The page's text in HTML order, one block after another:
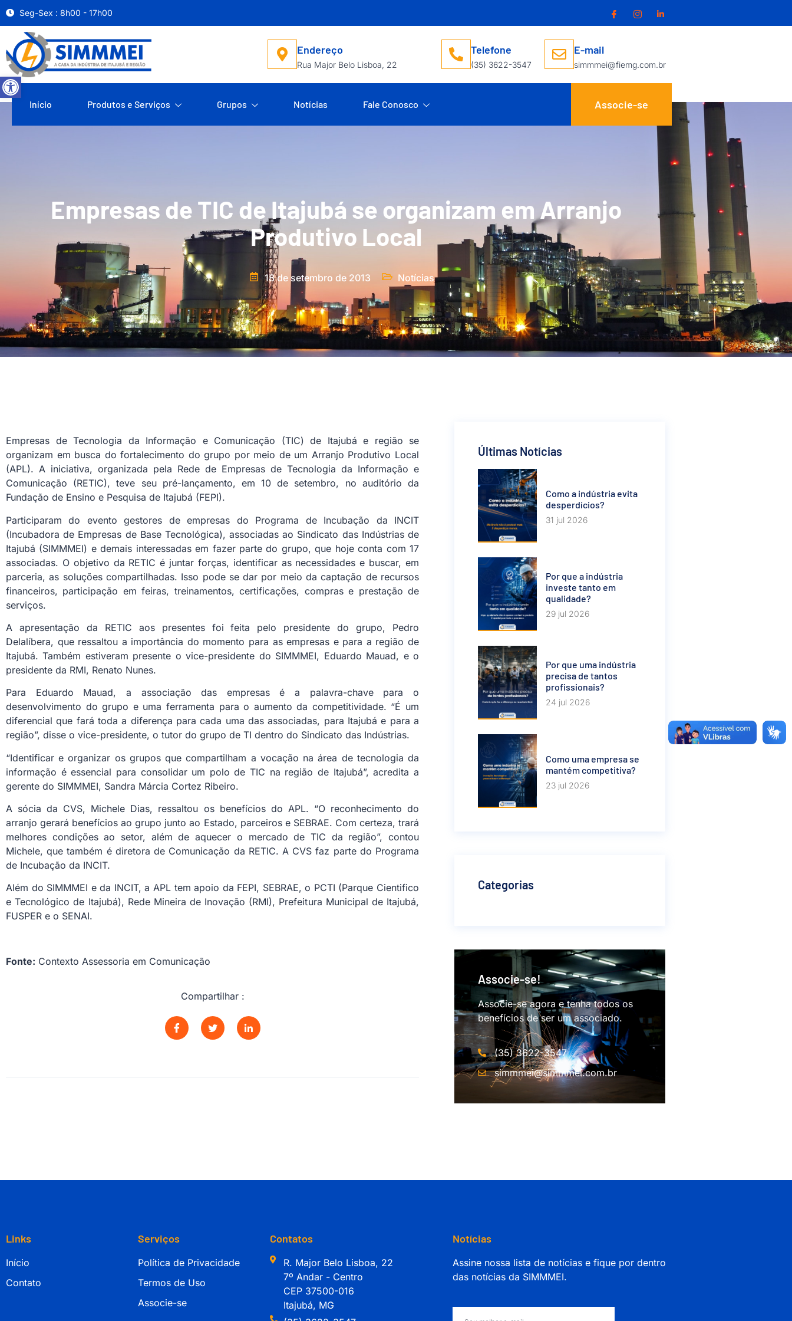
Abrir a barra de ferramentas
Seg-Sex : 8h00 - 17h00
Endereço
Rua Major Belo Lisboa, 22
Telefone
(35) 3622-3547
E-mail
simmmei@fiemg.com.br
Início Produtos e Serviços Grupos Notícias Fale Conosco Associe-se
Empresas de TIC de Itajubá se organizam em Arranjo
Produtivo Local
18 de setembro de 2013 Notícias
Empresas de Tecnologia da Informação e Comunicação (TIC) de Itajubá e região se
organizam em busca do fortalecimento do grupo por meio de um Arranjo Produtivo Local
(APL). A iniciativa, organizada pela Rede de Empresas de Tecnologia da Informação e
Comunicação (RETIC), teve seu pré-lançamento, em 10 de setembro, no auditório da
Fundação de Ensino e Pesquisa de Itajubá (FEPI).
Participaram do evento gestores de empresas do Programa de Incubação da INCIT
(Incubadora de Empresas de Base Tecnológica), associadas ao Sindicato das Indústrias de
Itajubá (SIMMMEI) e demais interessadas em fazer parte do grupo, que hoje conta com 17
associadas. O objetivo da RETIC é juntar forças, identificar as necessidades e buscar, em
parceria, as soluções compartilhadas. Isso pode se dar por meio da captação de recursos
financeiros, participação em feiras, treinamentos, certificações, compras e prestação de
serviços.
A apresentação da RETIC aos presentes foi feita pelo presidente do grupo, Pedro
Delalíbera, que ressaltou a importância do momento para as empresas e para a região de
Itajubá. Também estiveram presente o vice-presidente do SIMMMEI, Eduardo Mauad, e o
presidente da RMI, Renato Nunes.
Para Eduardo Mauad, a associação das empresas é a palavra-chave para o
desenvolvimento do grupo e uma ferramenta para o aumento da competitividade. “É um
diferencial que fará toda a diferença para cada uma das associadas, para Itajubá e para a
região”, disse o vice-presidente, o tutor do grupo de TI dentro do Sindicato das Indústrias.
“Identificar e organizar os grupos que compartilham a vocação na área de tecnologia da
informação é essencial para consolidar um polo de TIC na região de Itajubá”, acredita a
gerente do SIMMMEI, Sandra Márcia Cortez Ribeiro.
A sócia da CVS, Michele Dias, ressaltou os benefícios do APL. “O reconhecimento do
arranjo gerará benefícios ao grupo junto ao Estado, parceiros e SEBRAE. Com certeza, trará
melhores condições ao setor, além de aquecer o mercado de TIC da região”, contou
Michele, que também é diretora de Comunicação da RETIC. A CVS faz parte do Programa
de Incubação da INCIT.
Além do SIMMMEI e da INCIT, a APL tem apoio da FEPI, SEBRAE, o PCTI (Parque Cientifico
e Tecnológico de Itajubá), Rede Mineira de Inovação (RMI), Prefeitura Municipal de Itajubá,
FUSPER e o SENAI.
Fonte: Contexto Assessoria em Comunicação
Compartilhar :
Últimas Notícias
Como a indústria evita
desperdícios?
31 jul 2026
Por que a indústria
investe tanto em
qualidade?
29 jul 2026
Por que uma indústria
precisa de tantos
profissionais?
24 jul 2026
Como uma empresa se
mantém competitiva?
23 jul 2026
Categorias
Associe-se!
Associe-se agora e tenha todos os
benefícios de ser um associado.
(35) 3622-3547
simmmei@simmmei.com.br
Links
Início
Contato
Serviços
Política de Privacidade
Termos de Uso
Associe-se
Contatos
R. Major Belo Lisboa, 22
7º Andar - Centro
CEP 37500-016
Itajubá, MG
Notícias
Assine nossa lista de notícias e fique por dentro
das notícias da SIMMMEI.